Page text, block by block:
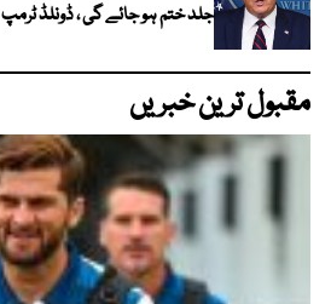
جلد ختم ہو جائے گی ، ڈونلڈ ٹرمپ
مقبول ترین خبریں